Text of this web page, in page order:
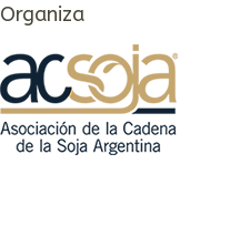
Organiza